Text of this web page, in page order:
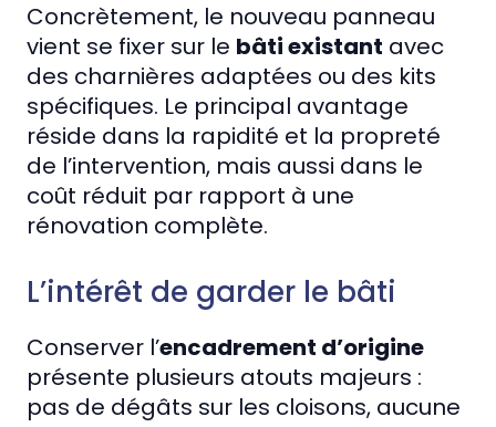
Concrètement, le nouveau panneau
vient se fixer sur le bâti existant avec
des charnières adaptées ou des kits
spécifiques. Le principal avantage
réside dans la rapidité et la propreté
de l’intervention, mais aussi dans le
coût réduit par rapport à une
rénovation complète.
L’intérêt de garder le bâti
Conserver l’encadrement d’origine
présente plusieurs atouts majeurs :
pas de dégâts sur les cloisons, aucune